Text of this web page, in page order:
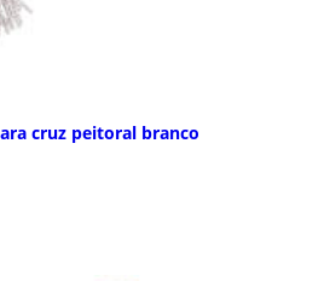
cruz peitoral branco